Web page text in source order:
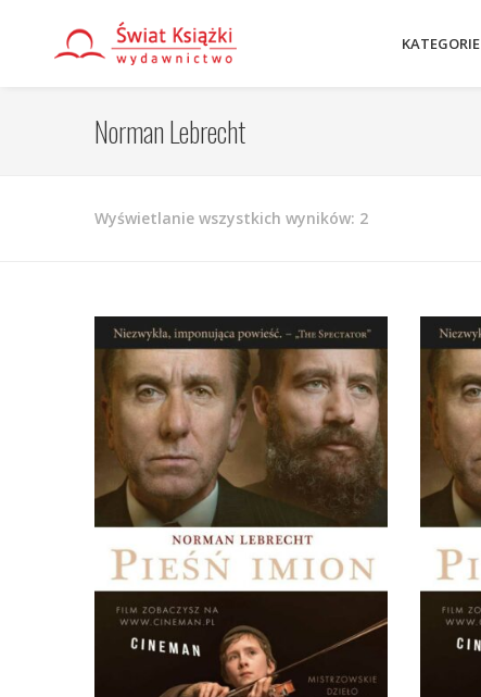
KATEGORIE
Norman Lebrecht
Wyświetlanie wszystkich wyników: 2Posortowane